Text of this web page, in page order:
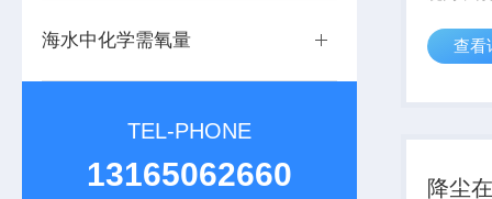
海水中化学需氧量
TEL-PHONE
13165062660
设定；
智能系
查看
降尘